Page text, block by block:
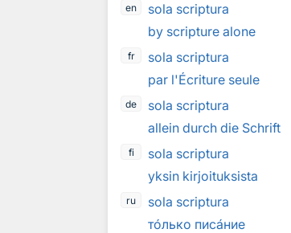
en
sola scriptura
by scripture alone
fr
sola scriptura
par l'Écriture seule
de
sola scriptura
allein durch die Schrift
fi
sola scriptura
yksin kirjoituksista
ru
sola scriptura
только писание